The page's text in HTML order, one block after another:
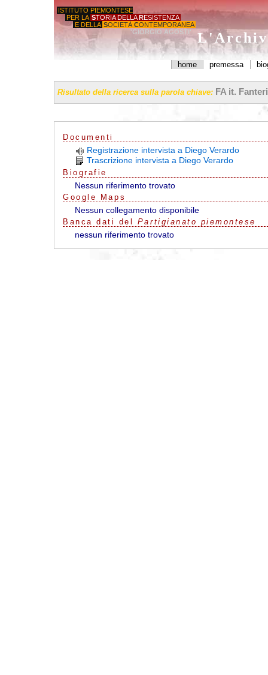
ISTITUTO PIEMONTESE
PER LA STORIA DELLA RESISTENZA
E DELLA SOCIETÀ CONTEMPORANEA
'GIORGIO AGOSTI'
home premessa
Risultato della ricerca sulla parola chiave: FA it.
Documenti
Registrazione intervista a Diego Verardo
Trascrizione intervista a Diego Verardo
Biografie
Nessun riferimento trovato
G oo g e Maps
Nessun collegamento disponibile
Banca dati del Partigianato piemontese
nessun riferimento trovato